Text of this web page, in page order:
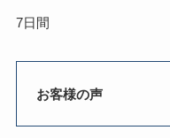
7日間
お客様の声